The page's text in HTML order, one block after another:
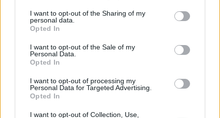
I want to opt-out of the Sharing of my
personal data.
Opted In
I want to opt-out of the Sale of my
Personal Data.
Opted In
I want to opt-out of processing my
Personal Data for Targeted Advertising.
Opted In
I want to opt-out of Collection, Use,
perdavimo vidurkius. Izraelio čempionate jo
rodikliai per vidutiniškai 20 žaidimo minučių
siekė 13,3 taško, 2,0 sugriebto kamuolio bei
3,4 rezultatyvaus perdavimo per susitikimą.
„Pasirinkau „Rytą“, nes jaučiau, kad tai puiki
organizacija ir puiki vieta man toliau augti